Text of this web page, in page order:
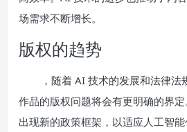
场需求不断增长。
版权的趋势
，随着 AI 技术的发展和法律
作品的版权问题将会有更明确的界
出现新的政策框架，以适应人工智